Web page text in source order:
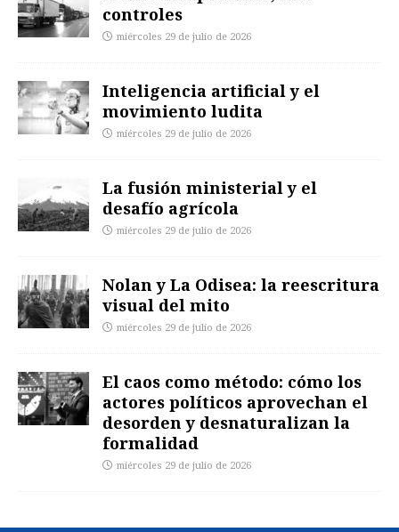
controles
miércoles 29 de julio de 2026
Inteligencia artificial y el
movimiento ludita
miércoles 29 de julio de 2026
La fusión ministerial y el
desafío agrícola
miércoles 29 de julio de 2026
Nolan y La Odisea: la reescritura
visual del mito
miércoles 29 de julio de 2026
El caos como método: cómo los
actores políticos aprovechan el
desorden y desnaturalizan la
formalidad
miércoles 29 de julio de 2026